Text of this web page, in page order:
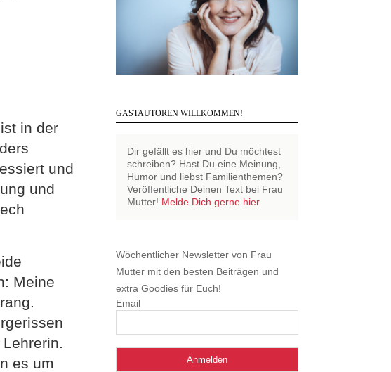
in der
und
und
Meine
es um
GASTAUTOREN WILLKOMMEN!
Dir gefällt es hier und Du möchtest
schreiben? Hast Du eine Meinung,
Humor und liebst Familienthemen?
Veröffentliche Deinen Text bei Frau
Mutter! Melde Dich gerne hier
Wöchentlicher Newsletter von Frau
Mutter mit den besten Beiträgen und
extra Goodies für Euch!
Email